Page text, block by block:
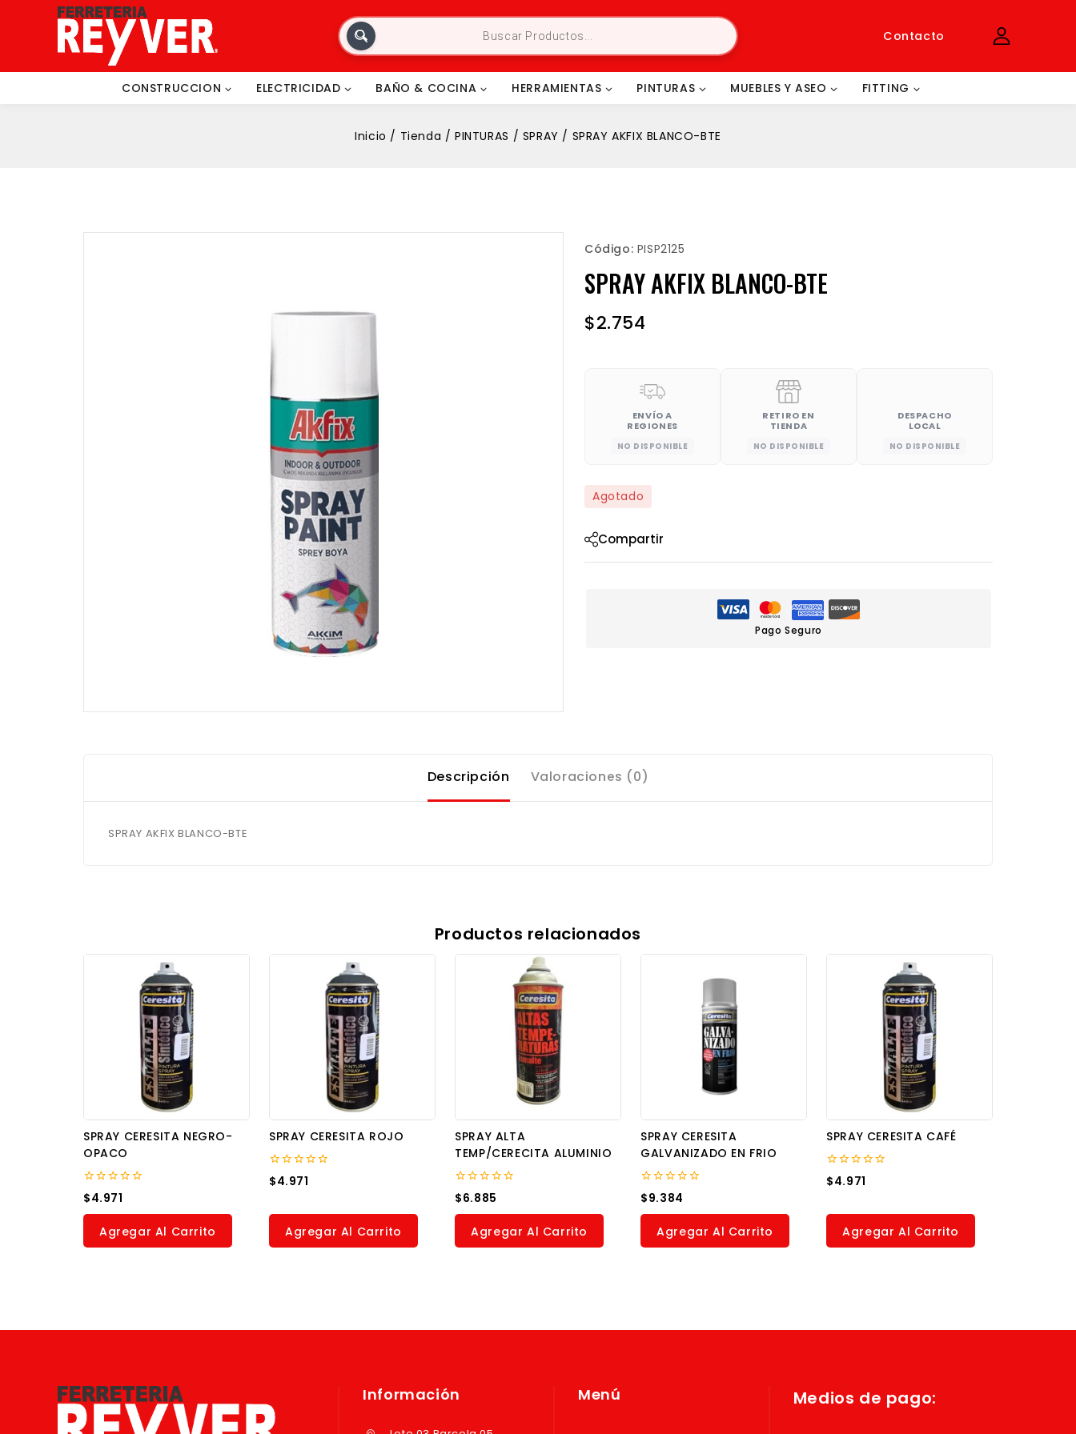
Contacto
CONSTRUCCION ELECTRICIDAD BAÑO & COCINA HERRAMIENTAS PINTURAS MUEBLES Y ASEO FITTING
Inicio / Tienda / PINTURAS / SPRAY / SPRAY AKFIX BLANCO-BTE
Código: PISP2125
SPRAY AKFIX BLANCO-BTE
$2.754
ENVÍO A
REGIONES
NO DISPONIBLE
RETIRO EN
TIENDA
NO DISPONIBLE
DESPACHO
LOCAL
NO DISPONIBLE
Agotado
Compartir
Pago Seguro
Descripción Valoraciones (0)
SPRAY AKFIX BLANCO-BTE
Productos relacionados
SPRAY CERESITA NEGRO-
OPACO
0
out
of
$4.971
Agregar Al Carrito
SPRAY CERESITA ROJO
0
out
$4.971
Agregar Al Carrito
SPRAY ALTA
TEMP/CERECITA ALUMINIO
0
out
of
$6.885
Agregar Al Carrito
SPRAY CERESITA
GALVANIZADO EN FRIO
0
out
of
$9.384
Agregar Al Carrito
SPRAY CERESITA CAFÉ
0
out
$4.971
Agregar Al Carrito
Información Menú Medios de pago: